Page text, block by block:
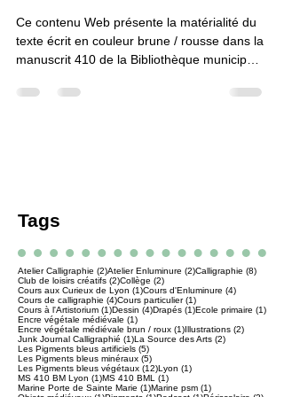
Ce contenu Web présente la matérialité du
texte écrit en couleur brune / rousse dans la
manuscrit 410 de la Bibliothèque municipale
Tags
Atelier Calligraphie (2)2 posts
Atelier Enluminure (2)2 posts
Calligraphie (8)8 posts
Club de loisirs créatifs (2)2 posts
Collège (2)2 posts
Cours aux Curieux de Lyon (1)1 post
Cours d'Enluminure (4)4 posts
Cours de calligraphie (4)4 posts
Cours particulier (1)1 post
Cours à l'Artistorium (1)1 post
Dessin (4)4 posts
Drapés (1)1 post
Ecole primaire (1)1
Encre végétale médiévale (1)1 post
Encre végétale médiévale brun / roux (1)1 post
Illustrations (2)2 posts
Junk Journal Calligraphié (1)1 post
La Source des Arts (2)2 posts
Les Pigments bleus artificiels (5)5 posts
Les Pigments bleus minéraux (5)5 posts
Les Pigments bleus végétaux (12)12 posts
Lyon (1)1 post
MS 410 BM Lyon (1)1 post
MS 410 BML (1)1 post
Marine Porte de Sainte Marie (1)1 post
Marine psm (1)1 post